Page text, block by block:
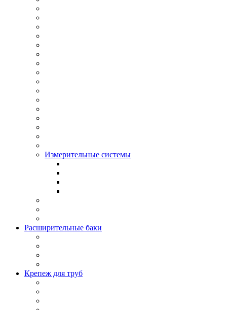
Измерительные системы
Расширительные баки
Крепеж для труб